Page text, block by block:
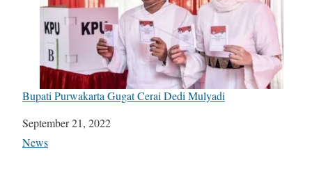
Bupati Purwakarta Gugat Cerai Dedi Mulyadi
Date
September 21, 2022
In relation to
News